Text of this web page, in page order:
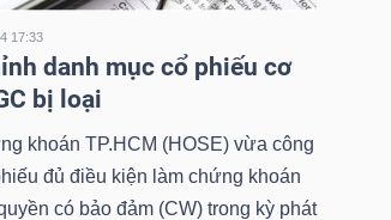
17:33
danh mục cổ phiếu cơ
bị loại
khoán TP.HCM (HOSE) vừa công
đủ điều kiện làm chứng khoán
có bảo đảm (CW) trong kỳ phát